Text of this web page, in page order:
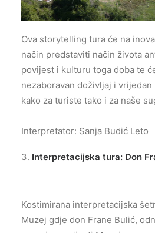
Ova storytelling tura će na
način predstaviti način života
povijest i kulturu toga doba te
nezaboravan doživljaj i
kako za turiste tako i za naše
Interpretator: Sanja Budić Leto
3. Interpretacijska tura: Don
Kostimirana interpretacijska
Muzej gdje don Frane Bulić,